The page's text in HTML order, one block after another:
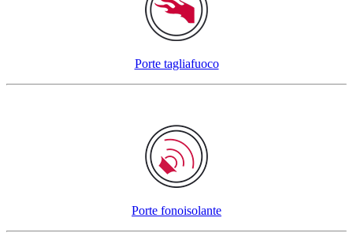
Porte tagliafuoco
Porte fonoisolante